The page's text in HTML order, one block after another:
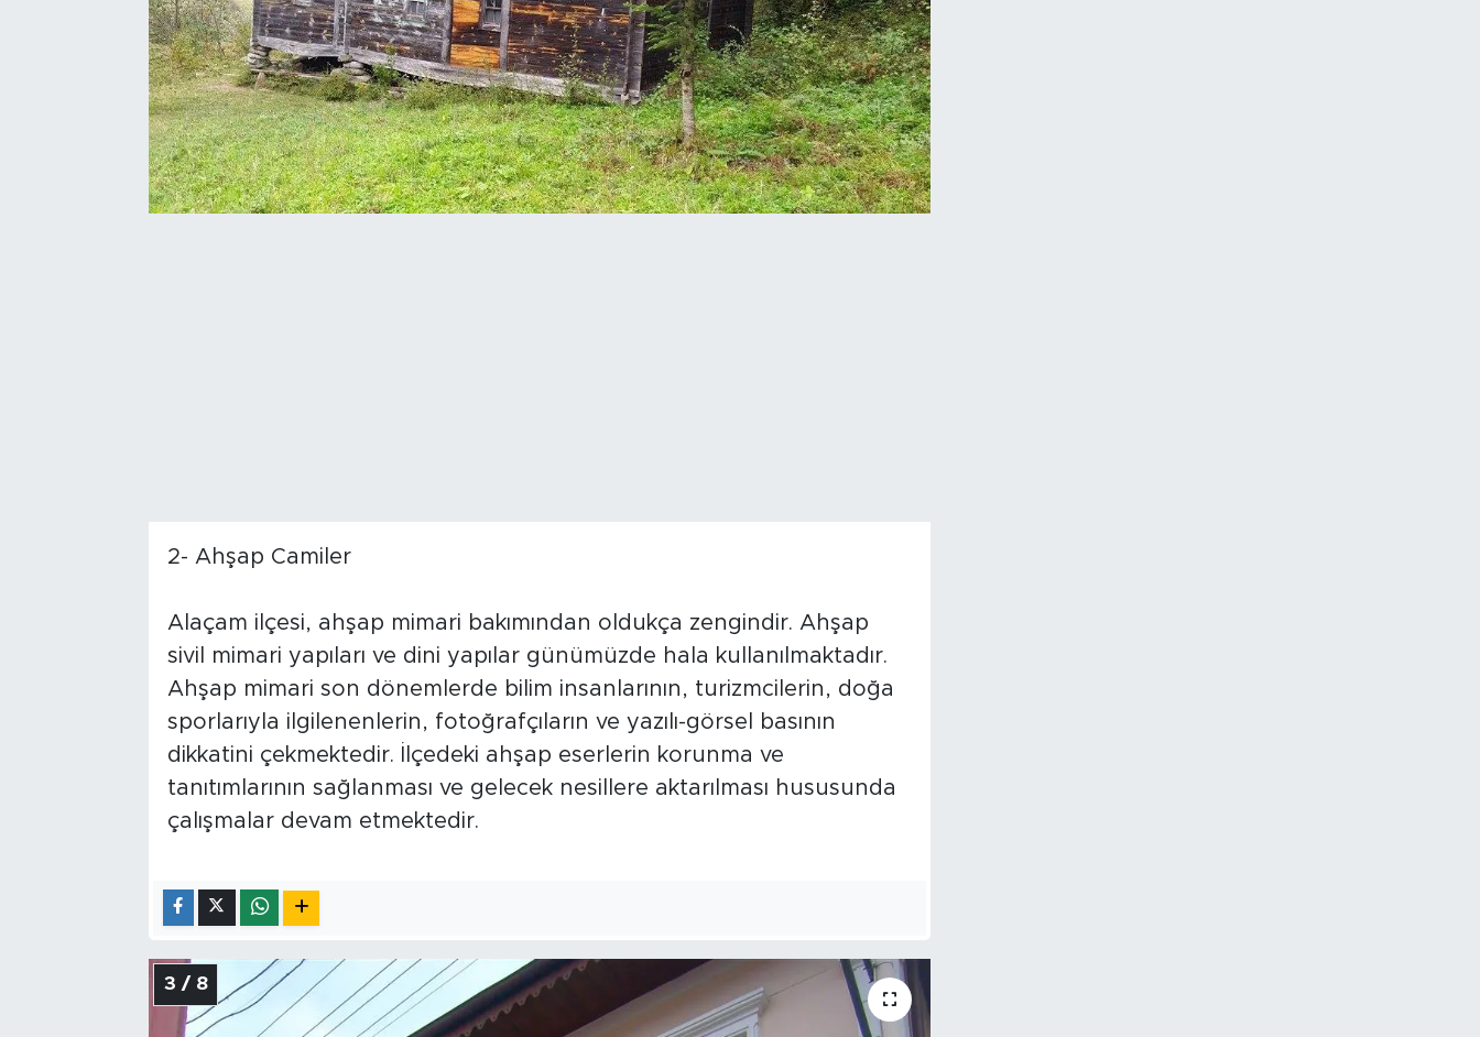
2- Ahşap Camiler
Alaçam ilçesi, ahşap mimari bakımından oldukça zengindir. Ahşap
sivil mimari yapıları ve dini yapılar günümüzde hala kullanılmaktadır.
Ahşap mimari son dönemlerde bilim insanlarının, turizmcilerin, doğa
sporlarıyla ilgilenenlerin, fotoğrafçıların ve yazılı-görsel basının
dikkatini çekmektedir. İlçedeki ahşap eserlerin korunma ve
tanıtımlarının sağlanması ve gelecek nesillere aktarılması hususunda
çalışmalar devam etmektedir.
3 / 8